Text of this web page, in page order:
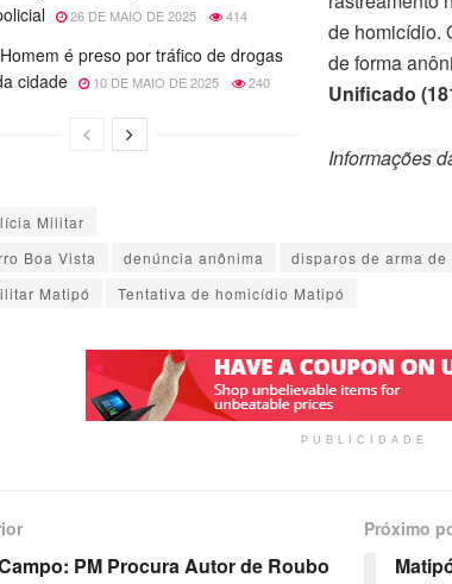
26 DE MAIO DE 2025 414
é preso por tráfico de drogas
cidade
10 DE MAIO DE 2025 240
de homicídio.
de forma
Unificado
Informações
Militar
Boa Vista denúncia anônima disparos de arma de
Matipó
Tentativa de homicídio Matipó
PUBLICIDADE
PM Procura Autor de Roubo
Próximo